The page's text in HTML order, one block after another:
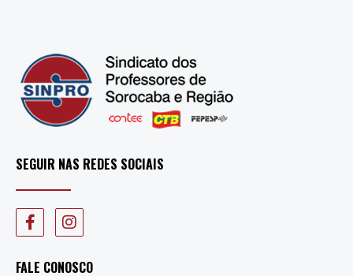
SEGUIR NAS REDES SOCIAIS
FALE CONOSCO